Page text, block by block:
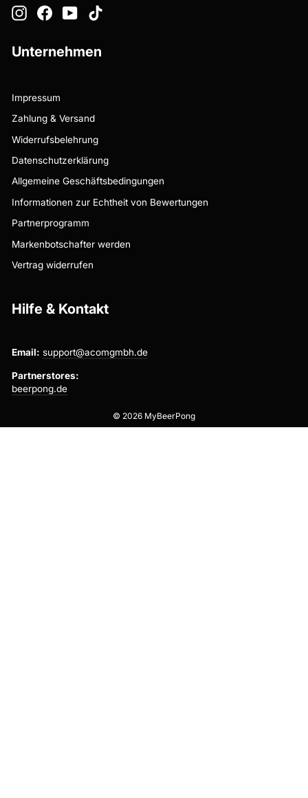
InstagramFacebookYouTube
Unternehmen
Impressum
Zahlung & Versand
Widerrufsbelehrung
Datenschutzerklärung
Allgemeine Geschäftsbedingungen
Informationen zur Echtheit von Bewertungen
Partnerprogramm
Markenbotschafter werden
Vertrag widerrufen
Hilfe & Kontakt
Email: support@acomgmbh.de
Partnerstores:
beerpong.de
© 2026 MyBeerPong